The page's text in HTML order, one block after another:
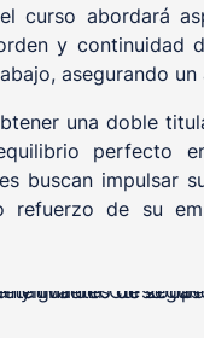
curso abordará
y continuidad
asegurando
una doble
perfecto
buscan impulsar
refuerzo de su